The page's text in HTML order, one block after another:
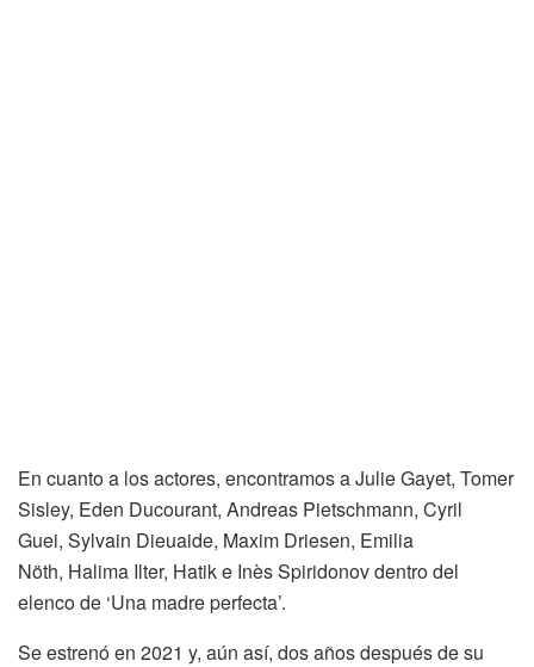
En cuanto a los actores, encontramos a Julie Gayet, Tomer
Sisley, Eden Ducourant, Andreas Pietschmann, Cyril
Guei, Sylvain Dieuaide, Maxim Driesen, Emilia
Nöth, Halima Ilter, Hatik e Inès Spiridonov dentro del
elenco de ‘Una madre perfecta’.
Se estrenó en 2021 y, aún así, dos años después de su